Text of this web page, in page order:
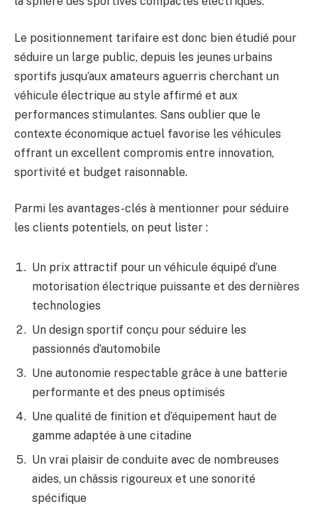
Le positionnement tarifaire est donc bien étudié pour
séduire un large public, depuis les jeunes urbains
sportifs jusqu’aux amateurs aguerris cherchant un
véhicule électrique au style affirmé et aux
performances stimulantes. Sans oublier que le
contexte économique actuel favorise les véhicules
offrant un excellent compromis entre innovation,
sportivité et budget raisonnable.
Parmi les avantages-clés à mentionner pour séduire
les clients potentiels, on peut lister :
Un prix attractif pour un véhicule équipé d’une
motorisation électrique puissante et des dernières
technologies
Un design sportif conçu pour séduire les
passionnés d’automobile
Une autonomie respectable grâce à une batterie
performante et des pneus optimisés
Une qualité de finition et d’équipement haut de
gamme adaptée à une citadine
Un vrai plaisir de conduite avec de nombreuses
aides, un châssis rigoureux et une sonorité
spécifique